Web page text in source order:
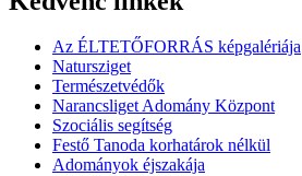
Az ÉLTETŐFORRÁS képgalériája
Natursziget
Természetvédők
Narancsliget Adomány Központ
Szociális segítség
Festő Tanoda korhatárok nélkül
Adományok éjszakája